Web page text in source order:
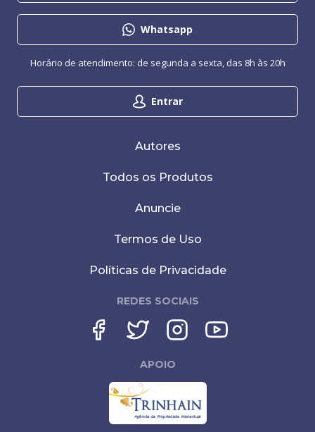
Whatsapp
Entrar
Horário de atendimento: de segunda a sexta, das 8h às 20h
Autores
Todos os Produtos
Anuncie
Termos de Uso
Políticas de Privacidade
REDES SOCIAIS
APOIO